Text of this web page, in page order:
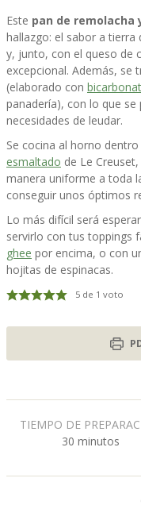
Este pan de remolacha
hallazgo: el sabor a
y, junto, con el queso de
excepcional. Además, se
(elaborado con
panadería), con lo que
necesidades de leudar.
Se cocina al horno dentro
esmaltado de Le
manera uniforme a toda
conseguir unos óptimos
Lo más difícil será
servirlo con tus toppings
ghee por encima, o con
hojitas de espinacas.
5de 1 voto
TIEMPO DE
30m
n
minutos